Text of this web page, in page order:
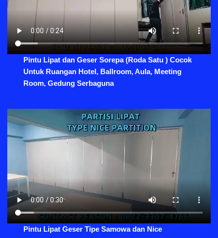
Pintu Lipat dan Geser Sorepa (Roda Satu ) Cocok
Untuk Ruangan Hotel, Ballroom, Aula, Meeting
Room, Gedung Serbaguna
Pintu Lipat Geser Tipe Samowa dan Nice